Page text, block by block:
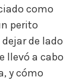
como
perito
de lado
llevó a cabo
y cómo